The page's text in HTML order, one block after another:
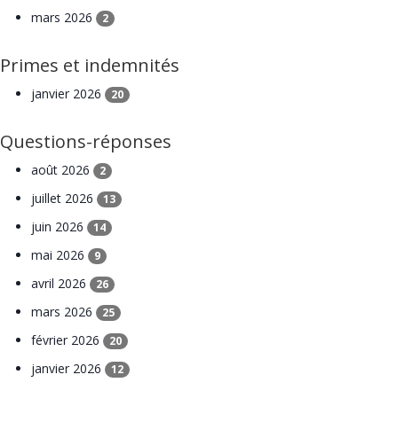
mars 2026 2
Primes et indemnités
janvier 2026 20
Questions-réponses
août 2026 2
juillet 2026 13
juin 2026 14
mai 2026 9
avril 2026 26
mars 2026 25
février 2026 20
janvier 2026 12